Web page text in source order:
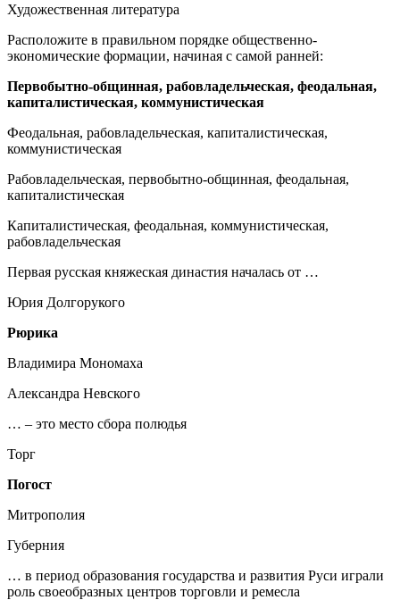
Художественная литература
Расположите в правильном порядке общественно-
экономические формации, начиная с самой ранней:
Первобытно-общинная, рабовладельческая, феодальная,
капиталистическая, коммунистическая
Феодальная, рабовладельческая, капиталистическая,
коммунистическая
Рабовладельческая, первобытно-общинная, феодальная,
капиталистическая
Капиталистическая, феодальная, коммунистическая,
рабовладельческая
Первая русская княжеская династия началась от …
Юрия Долгорукого
Рюрика
Владимира Мономаха
Александра Невского
… – это место сбора полюдья
Торг
Погост
Митрополия
Губерния
… в период образования государства и развития Руси играли
роль своеобразных центров торговли и ремесла